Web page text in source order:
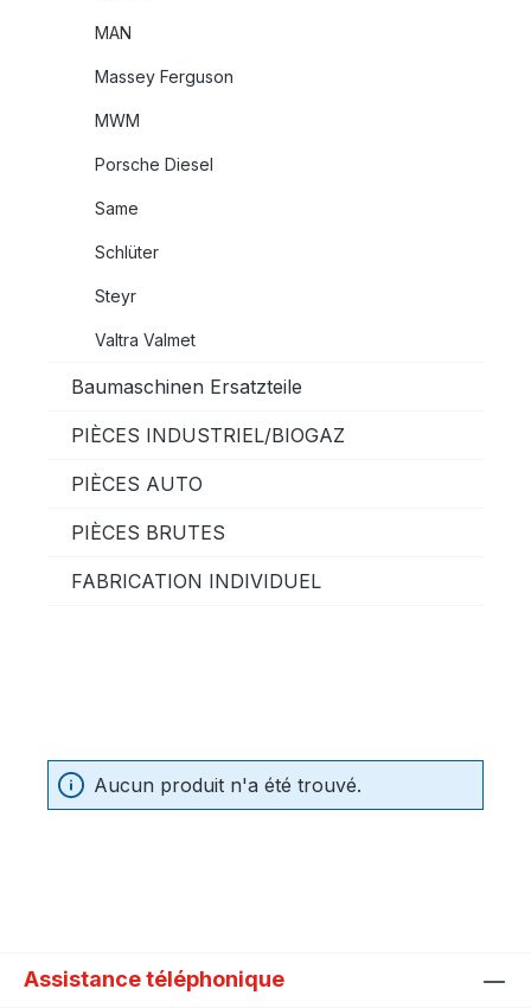
MAN
Massey Ferguson
MWM
Porsche Diesel
Same
Schlüter
Steyr
Valtra Valmet
Baumaschinen Ersatzteile
PIÈCES INDUSTRIEL/BIOGAZ
PIÈCES AUTO
PIÈCES BRUTES
FABRICATION INDIVIDUEL
Aucun produit n'a été trouvé.
Assistance téléphonique